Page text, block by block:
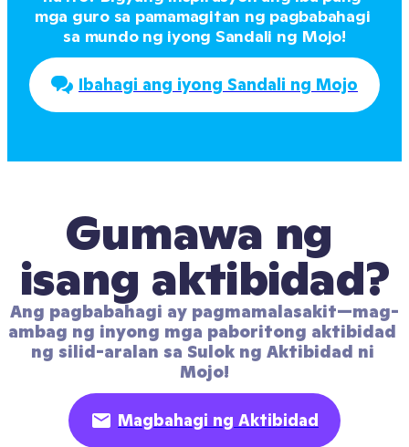
mga guro sa pamamagitan ng pagbabahagi
sa mundo ng iyong Sandali ng Mojo!
Ibahagi ang iyong Sandali ng Mojo
Gumawa ng
isang aktibidad?
Ang pagbabahagi ay pagmamalasakit—mag-
ambag ng inyong mga paboritong aktibidad
ng silid-aralan sa Sulok ng Aktibidad ni
Mojo!
Magbahagi ng Aktibidad